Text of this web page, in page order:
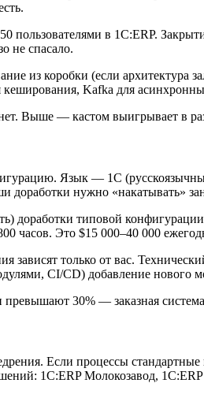
пользователями в 1С:ERP.
не спасало.
из коробки (если
Kafka для
Выше — кастом выигрывает в
Язык — 1С
доработки нужно «накатывать»
доработки типовой
часов. Это $15 000–40 000
зависят только от вас.
CI/CD) добавление нового
30% — заказная
Если процессы
1С:ERP Молокозавод,